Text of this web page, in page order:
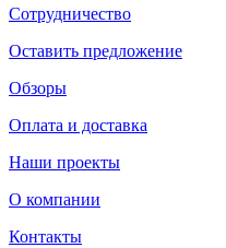
Сотрудничество
Оставить предложение
Обзоры
Оплата и доставка
Наши проекты
О компании
Контакты